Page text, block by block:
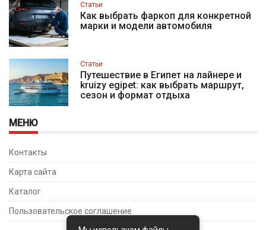
Статьи
Как выбрать фаркоп для конкретной
марки и модели автомобиля
Статьи
Путешествие в Египет на лайнере и
kruizy egipet: как выбрать маршрут,
сезон и формат отдыха
МЕНЮ
Контакты
Карта сайта
Каталог
Пользовательское соглашение